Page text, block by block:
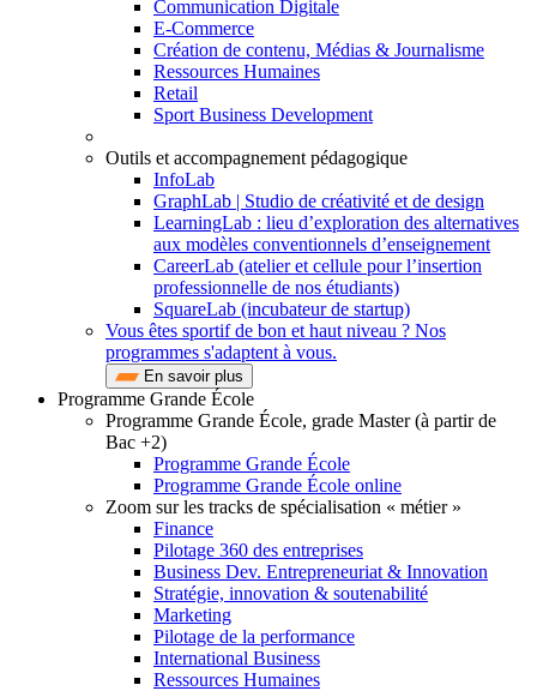
Communication Digitale
E-Commerce
Création de contenu, Médias & Journalisme
Ressources Humaines
Retail
Sport Business Development
Outils et accompagnement pédagogique
InfoLab
GraphLab | Studio de créativité et de design
LearningLab : lieu d’exploration des alternatives
aux modèles conventionnels d’enseignement
CareerLab (atelier et cellule pour l’insertion
professionnelle de nos étudiants)
SquareLab (incubateur de startup)
Vous êtes sportif de bon et haut niveau ? Nos
programmes s'adaptent à vous.
En savoir plus
Programme Grande École
Programme Grande École, grade Master (à partir de
Bac +2)
Programme Grande École
Programme Grande École online
Zoom sur les tracks de spécialisation « métier »
Finance
Pilotage 360 des entreprises
Business Dev. Entrepreneuriat & Innovation
Stratégie, innovation & soutenabilité
Marketing
Pilotage de la performance
International Business
Ressources Humaines